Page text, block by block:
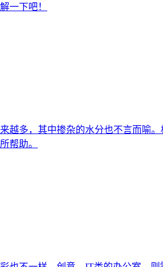
一下吧！
越多，其中掺杂的水分也不言而喻
帮助。